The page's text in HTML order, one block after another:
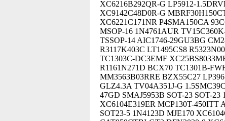
XC6216B292QR-G LP5912-
XC9142C48D0R-G
XC6221C171NR P4SMA150CA
MSOP-16 1N4761AUR
TSSOP-14 AIC1746-29GU3BG
R3117K403C LT1495CS8
TC1303C-DC3EMF
R1161N271D BCX70 TC1301B-
MM3563B03RRE BZX55C27
GLZ4.3A TV04A351J-G
47GD SMAJ5953B SOT-23 SOT-
XC6104E319ER MCP130T-
SOT23-5 1N4123D MJE170